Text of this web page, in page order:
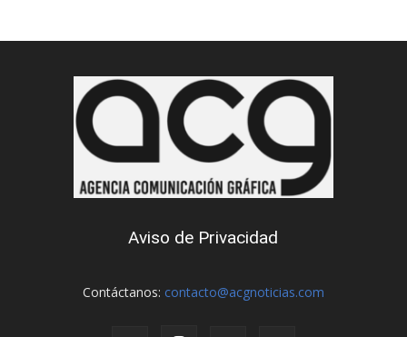
Aviso de Privacidad
Contáctanos: contacto@acgnoticias.com